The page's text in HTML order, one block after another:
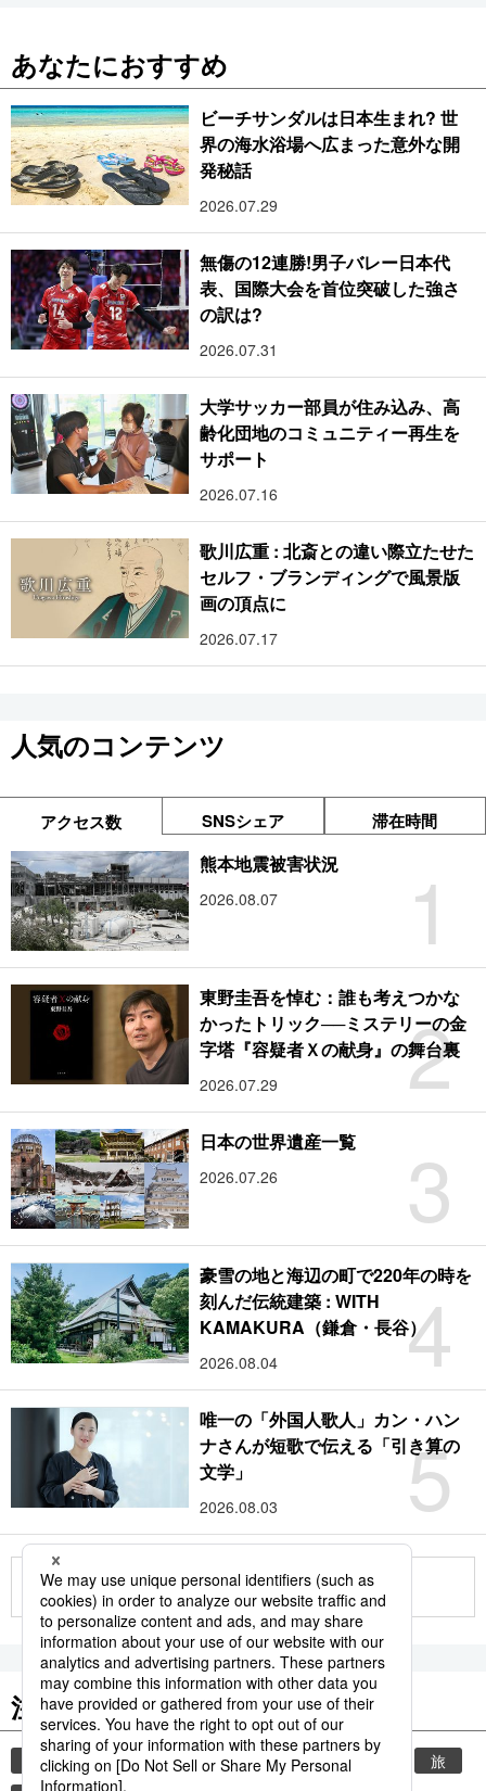
あなたにおすすめ
ビーチサンダルは日本生まれ? 世
界の海水浴場へ広まった意外な開
発秘話
2026.07.29
無傷の12連勝!男子バレー日本代
表、国際大会を首位突破した強さ
の訳は?
2026.07.31
大学サッカー部員が住み込み、高
齢化団地のコミュニティー再生を
サポート
2026.07.16
歌川広重 : 北斎との違い際立たせた
セルフ・ブランディングで風景版
画の頂点に
2026.07.17
人気のコンテンツ
アクセス数 SNSシェア 滞在時間
1
熊本地震被害状況
2026.08.07
2
東野圭吾を悼む：誰も考えつかな
かったトリック──ミステリーの金
字塔『容疑者Ｘの献身』の舞台裏
2026.07.29
3
日本の世界遺産一覧
2026.07.26
4
豪雪の地と海辺の町で220年の時を
刻んだ伝統建築 : WITH
KAMAKURA（鎌倉・長谷）
2026.08.04
5
唯一の「外国人歌人」カン・ハン
ナさんが短歌で伝える「引き算の
文学」
2026.08.03
もっと見る
注目のキーワード
共同通信ニュース 時事通信ニュース 観光
旅